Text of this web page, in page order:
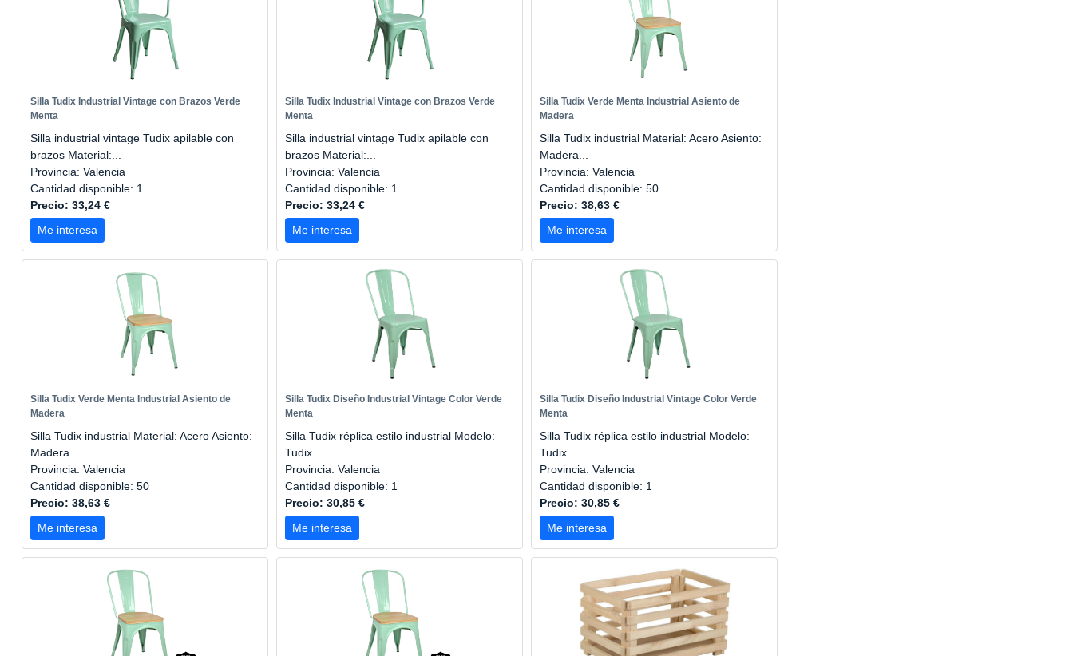
Silla Tudix Industrial Vintage con Brazos Verde
Menta
Silla industrial vintage Tudix apilable con
brazos Material:...
Provincia: Valencia
Cantidad disponible: 1
Precio: 33,24 €
Me interesa
Silla Tudix Industrial Vintage con Brazos Verde
Menta
Silla industrial vintage Tudix apilable con
brazos Material:...
Provincia: Valencia
Cantidad disponible: 1
Precio: 33,24 €
Me interesa
Silla Tudix Verde Menta Industrial Asiento de
Madera
Silla Tudix industrial Material: Acero Asiento:
Madera...
Provincia: Valencia
Cantidad disponible: 50
Precio: 38,63 €
Me interesa
Silla Tudix Verde Menta Industrial Asiento de
Madera
Silla Tudix industrial Material: Acero Asiento:
Madera...
Provincia: Valencia
Cantidad disponible: 50
Precio: 38,63 €
Me interesa
Silla Tudix Diseño Industrial Vintage Color Verde
Menta
Silla Tudix réplica estilo industrial Modelo:
Tudix...
Provincia: Valencia
Cantidad disponible: 1
Precio: 30,85 €
Me interesa
Silla Tudix Diseño Industrial Vintage Color Verde
Menta
Silla Tudix réplica estilo industrial Modelo:
Tudix...
Provincia: Valencia
Cantidad disponible: 1
Precio: 30,85 €
Me interesa